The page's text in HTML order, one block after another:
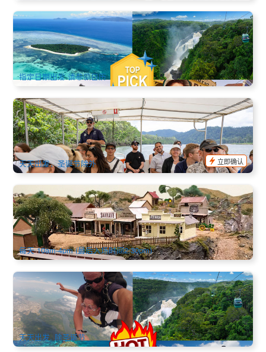
经典环澳12天中文游 | 悉尼+黄金海岸+布里斯班+凯恩斯+大堡
礁+墨尔本 | 悉尼进 墨尔本出
533 已预订
AUD $4,025.00
SYD04127
指定日期出发 请参见日历
丹树雨林深度一日游(苦难角+莫斯曼峡谷+鳄鱼游船+土著生
火) 英文
1.5k 已预订
AUD $228.00 $239.00
CNS03170
天天出发，圣诞节除外
立即确认
凯恩斯历史景点 | 赫伯顿先驱博物馆(Herberton Pioneer
Museum)历史村庄 门票
251 已预订
AUD $43.00 $44.00
CNS03337
每天 10am-4pm (最后入场时间2:30pm)
玩转凯恩斯6日套餐(跳伞+大堡礁+全日泛舟+天空之城+雨林火
车+酷牛农场+ATV)
1.4k 已预订
AUD $1,526.00 $1,621.00
CNS03485
天天出发, 除圣诞节